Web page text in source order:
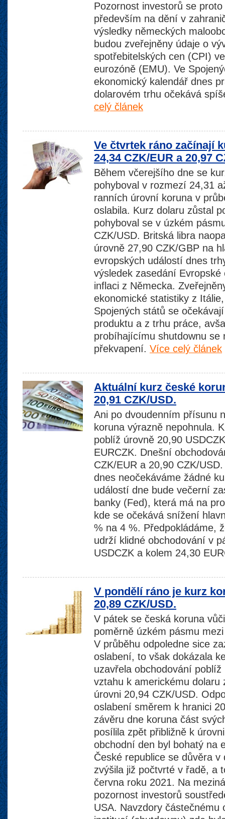
Pozornost investorů se
především na dění v
výsledky německých
budou zveřejněny údaje o
spotřebitelských cen (CPI)
eurozóně (EMU). Ve
ekonomický kalendář dnes
dolarovém trhu očekává
celý článek
Ve čtvrtek ráno začínají
24,34 CZK/EUR a 20,97
Během včerejšího dne se
pohyboval v rozmezí 24,31
ranních úrovní koruna v
oslabila. Kurz dolaru zůstal
pohyboval se v úzkém
CZK/USD. Britská libra
úrovně 27,90 CZK/GBP na
evropských událostí dnes
výsledek zasedání
inflaci z Německa.
ekonomické statistiky z
Spojených států se
produktu a z trhu práce,
probíhajícímu shutdownu se
překvapení. Více celý článek
Aktuální kurz české
20,91 CZK/USD.
Ani po dvoudenním přísunu
koruna výrazně nepohnula.
poblíž úrovně 20,90
EURCZK. Dnešní
CZK/EUR a 20,90 CZK/
dnes neočekáváme žádné
událostí dne bude večerní
banky (Fed), která má na
kde se očekává snížení
% na 4 %. Předpokládáme,
udrží klidné obchodování v
USDCZK a kolem 24,30
V pondělí ráno je kurz
20,89 CZK/USD.
V pátek se česká koruna
poměrně úzkém pásmu
V průběhu odpoledne sice
oslabení, to však dokázala
uzavřela obchodování
vztahu k americkému dolaru
úrovni 20,94 CZK/USD.
oslabení směrem k hranici
závěru dne koruna část
posílila zpět přibližně k
obchodní den byl bohatý na
České republice se důvěra
zvýšila již počtvrté v řadě, a
června roku 2021. Na
pozornost investorů
USA. Navzdory částečnému